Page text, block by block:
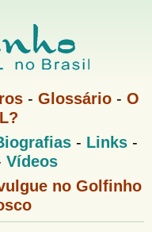
- Glossário- O
- Links-
Vídeos
no Golfinho